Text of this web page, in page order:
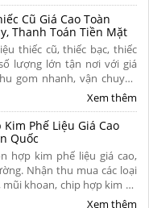
Cũ Giá Cao Toàn
Thanh Toán Tiền Mặt
thiếc cũ, thiếc bạc, thiếc
lượng lớn tận nơi với giá
gom nhanh, vận chuyển
tay và có hoa hồng cao
Xem thêm
Phế Liệu Giá Cao
Quốc
hợp kim phế liệu giá cao,
Nhận thu mua các loại
khoan, chip hợp kim cũ
tín, khảo sát nhanh chóng,
Xem thêm